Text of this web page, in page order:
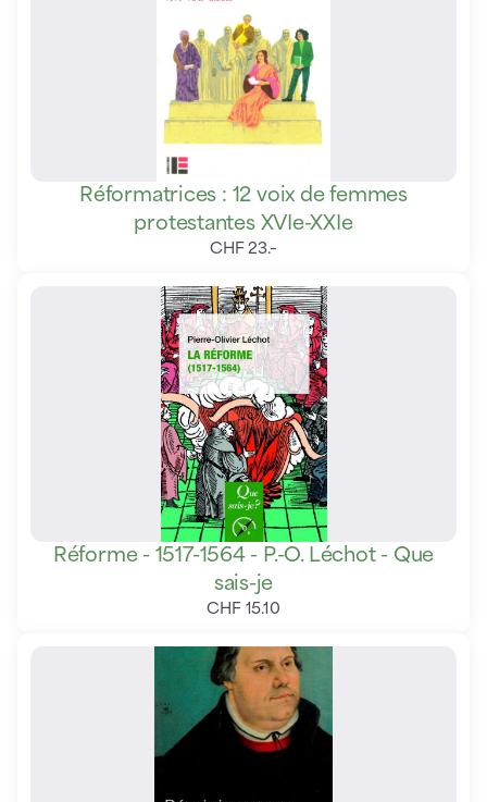
Réformatrices : 12 voix de femmes
protestantes XVIe-XXIe
CHF 23.–
Réforme - 1517-1564 - P.-O. Léchot - Que
sais-je
CHF 15.10